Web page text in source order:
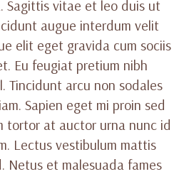
Sagittis vitae et leo duis ut
augue interdum velit
elit eget gravida cum sociis
Eu feugiat pretium nibh
Tincidunt arcu non sodales
Sapien eget mi proin sed
tortor at auctor urna nunc id
Lectus vestibulum mattis
Netus et malesuada fames